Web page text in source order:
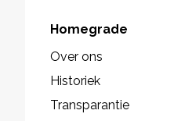
Homegrade
Over ons
Historiek
Transparantie